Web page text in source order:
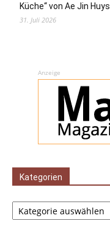
Küche“ von Ae Jin Huys
31. Juli 2026
Anzeige
Kategorien
Kategorien